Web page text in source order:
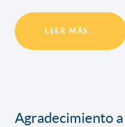
LEER MÁS...
Agradecimiento